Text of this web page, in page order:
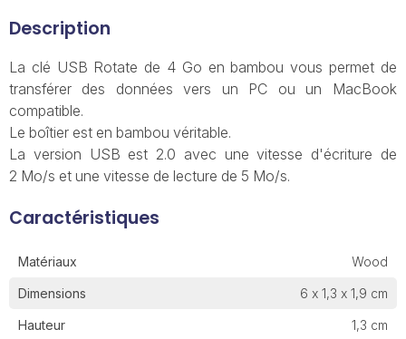
Description
La clé USB Rotate de 4 Go en bambou vous permet de
transférer des données vers un PC ou un MacBook
compatible.
Le boîtier est en bambou véritable.
La version USB est 2.0 avec une vitesse d'écriture de
2 Mo/s et une vitesse de lecture de 5 Mo/s.
Caractéristiques
Matériaux Wood
Dimensions 6 x 1,3 x 1,9 cm
Hauteur 1,3 cm